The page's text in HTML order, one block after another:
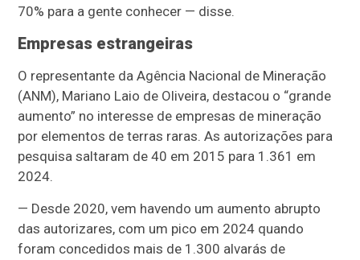
70% para a gente conhecer — disse.
Empresas estrangeiras
O representante da Agência Nacional de Mineração
(ANM), Mariano Laio de Oliveira, destacou o “grande
aumento” no interesse de empresas de mineração
por elementos de terras raras. As autorizações para
pesquisa saltaram de 40 em 2015 para 1.361 em
2024.
— Desde 2020, vem havendo um aumento abrupto
das autorizares, com um pico em 2024 quando
foram concedidos mais de 1.300 alvarás de